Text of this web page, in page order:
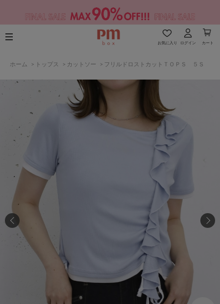
お気に入り ログイン カート
ホーム > トップス > カットソー > フリルドロストカットＴＯＰＳ ５Ｓ